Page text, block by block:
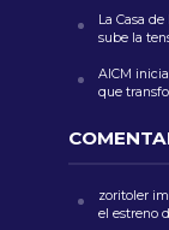
La Casa
sube la
AICM
que
zoritoler
el estreno